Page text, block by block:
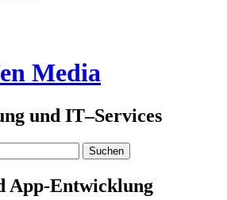
Media
und IT–Services
App-Entwicklung